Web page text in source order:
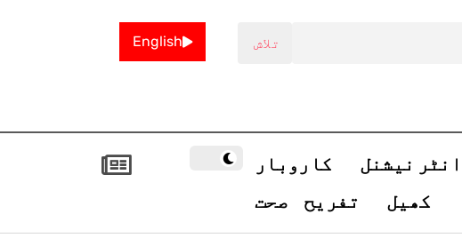
English
انٹر نیشنل
کاروبار
کھیل
تفریح صحت